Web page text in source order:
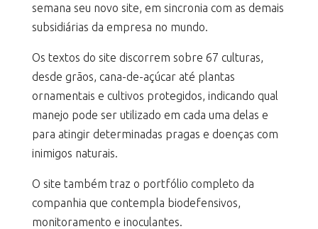
semana seu novo site, em sincronia com as demais
subsidiárias da empresa no mundo.
Os textos do site discorrem sobre 67 culturas,
desde grãos, cana-de-açúcar até plantas
ornamentais e cultivos protegidos, indicando qual
manejo pode ser utilizado em cada uma delas e
para atingir determinadas pragas e doenças com
inimigos naturais.
O site também traz o portfólio completo da
companhia que contempla biodefensivos,
monitoramento e inoculantes.